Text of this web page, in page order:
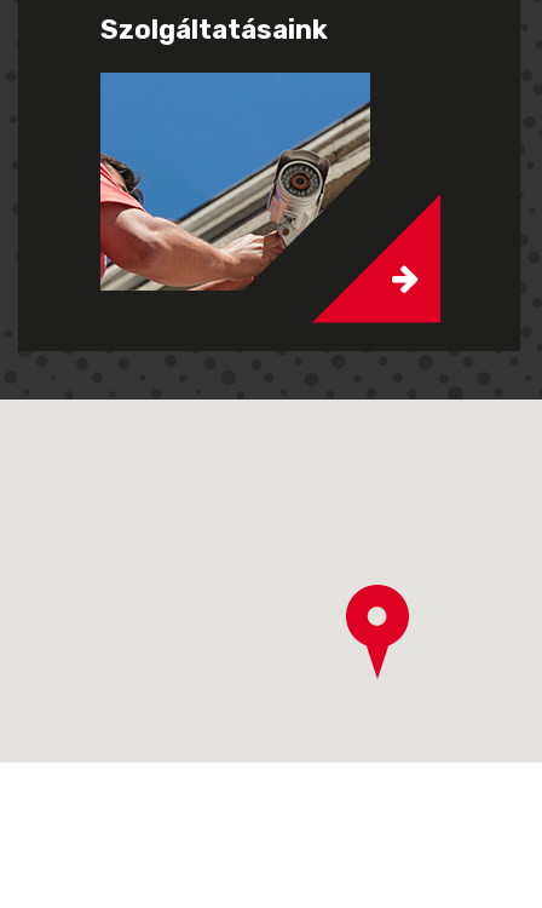
Szolgáltatásaink